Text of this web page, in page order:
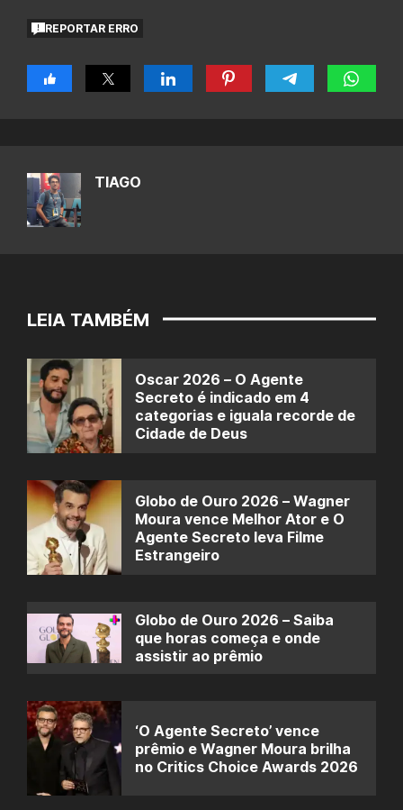
REPORTAR ERRO
TIAGO
LEIA TAMBÉM
Oscar 2026 – O Agente
Secreto é indicado em 4
categorias e iguala recorde de
Cidade de Deus
Globo de Ouro 2026 – Wagner
Moura vence Melhor Ator e O
Agente Secreto leva Filme
Estrangeiro
Globo de Ouro 2026 – Saiba
que horas começa e onde
assistir ao prêmio
‘O Agente Secreto’ vence
prêmio e Wagner Moura brilha
no Critics Choice Awards 2026